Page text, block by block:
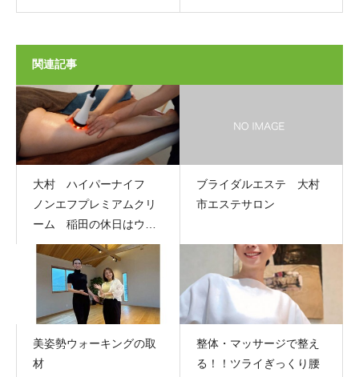
関連記事
大村 ハイパーナイフ
ノンエフプレミアムクリ
ーム 稲田の休日はウォ
ーキング 差し入れ
ブライダルエステ 大村
市エステサロン
美姿勢ウォーキングの取
材
整体・マッサージで整え
る！！ツライぎっくり腰